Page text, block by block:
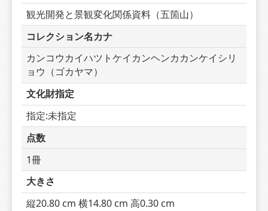
観光開発と景観変化関係資料（五箇山）
コレクション名カナ
カンコウカイハツトケイカンヘンカカンケイシリ
ョウ（ゴカヤマ）
文化財指定
指定:未指定
点数
1冊
大きさ
縦20.80 cm 横14.80 cm 高0.30 cm